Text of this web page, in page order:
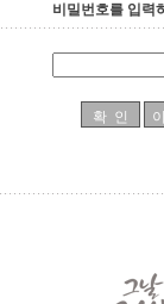
비밀번호를 입력